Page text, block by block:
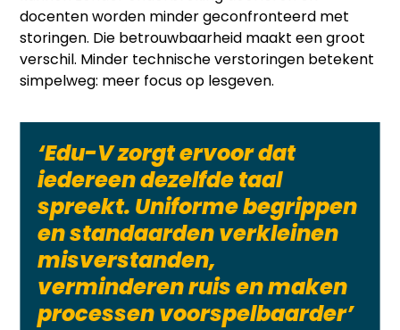
docenten worden minder geconfronteerd met
storingen. Die betrouwbaarheid maakt een groot
verschil. Minder technische verstoringen betekent
simpelweg: meer focus op lesgeven.
‘Edu-V zorgt ervoor dat
iedereen dezelfde taal
spreekt. Uniforme begrippen
en standaarden verkleinen
misverstanden,
verminderen ruis en maken
processen voorspelbaarder’